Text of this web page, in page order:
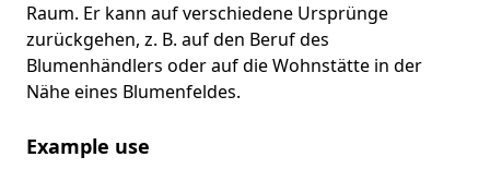
Raum. Er kann auf verschiedene Ursprünge
zurückgehen, z. B. auf den Beruf des
Blumenhändlers oder auf die Wohnstätte in der
Nähe eines Blumenfeldes.
Example use